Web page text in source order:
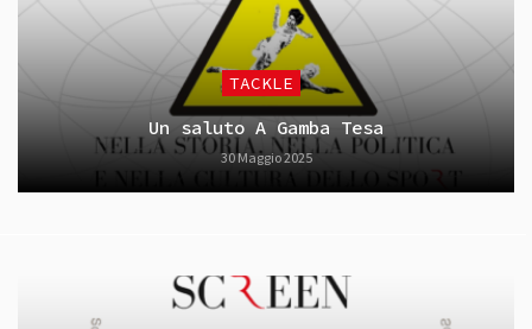
TACKLE
Un saluto A Gamba Tesa
30 Maggio 2025